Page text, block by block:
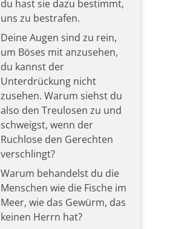
du hast sie dazu bestimmt,
uns zu bestrafen.
Deine Augen sind zu rein,
um Böses mit anzusehen,
du kannst der
Unterdrückung nicht
zusehen. Warum siehst du
also den Treulosen zu und
schweigst, wenn der
Ruchlose den Gerechten
verschlingt?
Warum behandelst du die
Menschen wie die Fische im
Meer, wie das Gewürm, das
keinen Herrn hat?